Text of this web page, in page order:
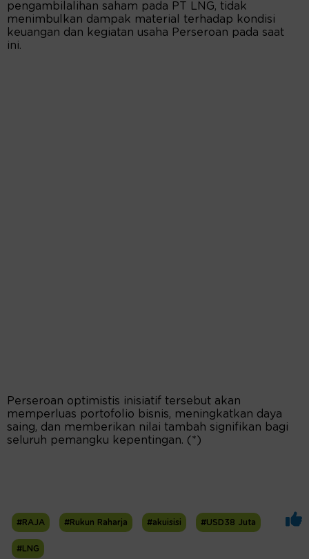
pengambilalihan saham pada PT LNG, tidak
menimbulkan dampak material terhadap kondisi
keuangan dan kegiatan usaha Perseroan pada saat
ini.
Perseroan optimistis inisiatif tersebut akan
memperluas portofolio bisnis, meningkatkan daya
saing, dan memberikan nilai tambah signifikan bagi
seluruh pemangku kepentingan. (*)
#RAJA #Rukun Raharja #akuisisi #USD38 Juta
#LNG